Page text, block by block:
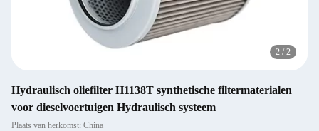
2 / 2
Hydraulisch oliefilter H1138T synthetische filtermaterialen
voor dieselvoertuigen Hydraulisch systeem
Plaats van herkomst: China